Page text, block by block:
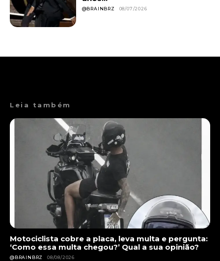
@BRAINBRZ 08/07/2026
Leia também
Motociclista cobre a placa, leva multa e pergunta:
‘Como essa multa chegou?’ Qual a sua opinião?
@BRAINBRZ 08/08/2026